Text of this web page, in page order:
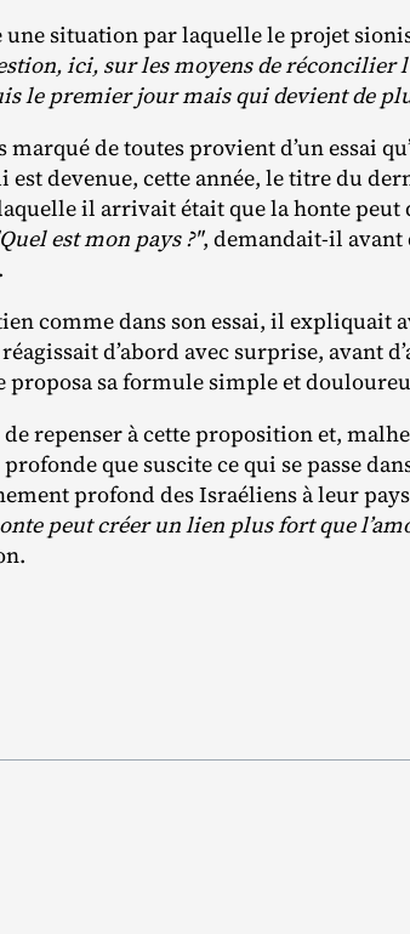
situation par laquelle le projet
ici, sur les moyens de réconcilier
le premier jour mais qui devient de
marqué de toutes provient d’un essai
devenue, cette année, le titre du
il arrivait était que la honte
est mon pays ?", demandait‐​il
comme dans son essai, il expliquait
d’abord avec surprise, avant
proposa sa formule simple et
de repenser à cette proposition et,
que suscite ce qui se passe
profond des Israéliens à leur
peut créer un lien plus fort que